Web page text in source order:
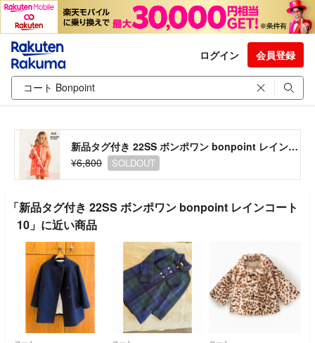
ログイン 会員登録
新品タグ付き 22SS ボンポワン bonpoint レインコート 10
¥6,800
SOLDOUT
「新品タグ付き 22SS ボンポワン bonpoint レインコート
10」に近い商品